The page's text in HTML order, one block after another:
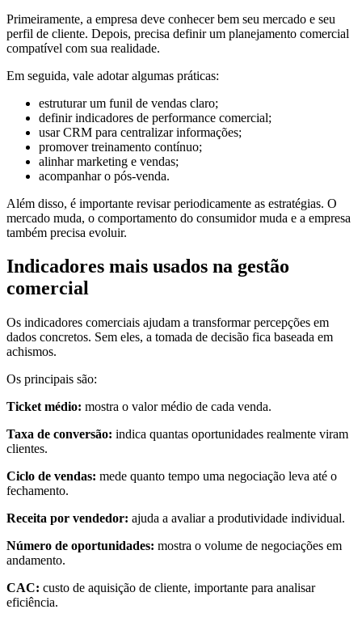
Primeiramente, a empresa deve conhecer bem seu mercado e seu
perfil de cliente. Depois, precisa definir um planejamento comercial
compatível com sua realidade.
Em seguida, vale adotar algumas práticas:
estruturar um funil de vendas claro;
definir indicadores de performance comercial;
usar CRM para centralizar informações;
promover treinamento contínuo;
alinhar marketing e vendas;
acompanhar o pós-venda.
Além disso, é importante revisar periodicamente as estratégias. O
mercado muda, o comportamento do consumidor muda e a empresa
também precisa evoluir.
Indicadores mais usados na gestão
comercial
Os indicadores comerciais ajudam a transformar percepções em
dados concretos. Sem eles, a tomada de decisão fica baseada em
achismos.
Os principais são:
Ticket médio: mostra o valor médio de cada venda.
Taxa de conversão: indica quantas oportunidades realmente viram
clientes.
Ciclo de vendas: mede quanto tempo uma negociação leva até o
fechamento.
Receita por vendedor: ajuda a avaliar a produtividade individual.
Número de oportunidades: mostra o volume de negociações em
andamento.
CAC: custo de aquisição de cliente, importante para analisar
eficiência.